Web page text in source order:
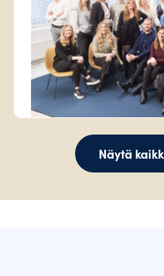
Näytä